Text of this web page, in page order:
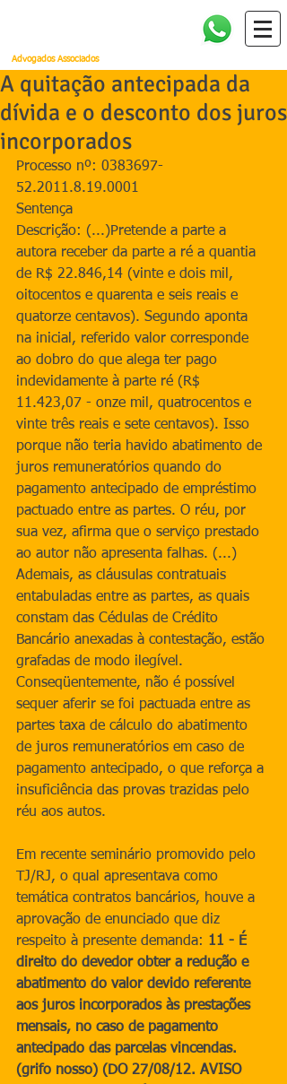
Advogados Associados
A quitação antecipada da
dívida e o desconto dos juros
incorporados
Processo nº: 0383697-
52.2011.8.19.0001
Sentença
Descrição: (...)Pretende a parte a
autora receber da parte a ré a quantia
de R$ 22.846,14 (vinte e dois mil,
oitocentos e quarenta e seis reais e
quatorze centavos). Segundo aponta
na inicial, referido valor corresponde
ao dobro do que alega ter pago
indevidamente à parte ré (R$
11.423,07 - onze mil, quatrocentos e
vinte três reais e sete centavos). Isso
porque não teria havido abatimento de
juros remuneratórios quando do
pagamento antecipado de empréstimo
pactuado entre as partes. O réu, por
sua vez, afirma que o serviço prestado
ao autor não apresenta falhas. (...)
Ademais, as cláusulas contratuais
entabuladas entre as partes, as quais
constam das Cédulas de Crédito
Bancário anexadas à contestação, estão
grafadas de modo ilegível.
Conseqüentemente, não é possível
sequer aferir se foi pactuada entre as
partes taxa de cálculo do abatimento
de juros remuneratórios em caso de
pagamento antecipado, o que reforça a
insuficiência das provas trazidas pelo
réu aos autos.
Em recente seminário promovido pelo
TJ/RJ, o qual apresentava como
temática contratos bancários, houve a
aprovação de enunciado que diz
respeito à presente demanda: 11 - É
direito do devedor obter a redução e
abatimento do valor devido referente
aos juros incorporados às prestações
mensais, no caso de pagamento
antecipado das parcelas vincendas.
(grifo nosso) (DO 27/08/12. AVISO